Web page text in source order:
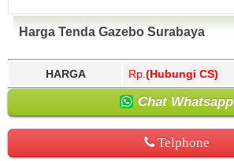
Harga Tenda Gazebo Surabaya
HARGA Rp. (Hubungi CS)
Chat Whatsapp
Telphone